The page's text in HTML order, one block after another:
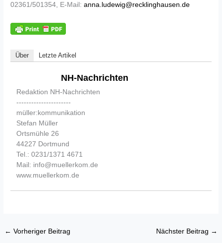
02361/501354, E-Mail:anna.ludewig@recklinghausen.de
Über Letzte Artikel
NH-Nachrichten
Redaktion NH-Nachrichten
----------------------
müller:kommunikation
Stefan Müller
Ortsmühle 26
44227 Dortmund
Tel.: 0231/1371 4671
Mail: info@muellerkom.de
www.muellerkom.de
← Vorheriger Beitrag Nächster Beitrag →